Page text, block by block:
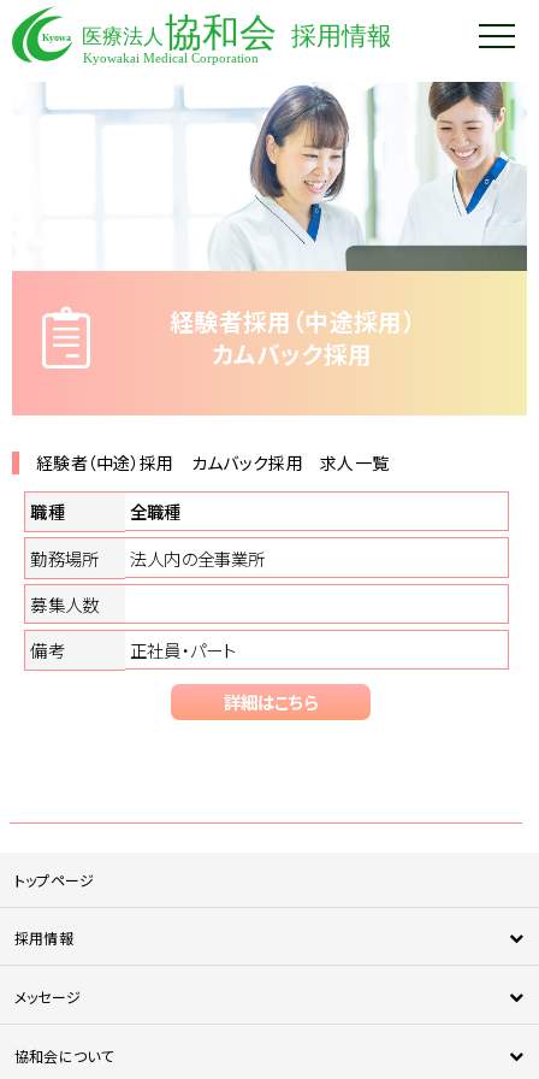
経験者採用（中途採用）
カムバック採用
経験者（中途）採用 カムバック採用 求人一覧
職種
全職種
勤務場所
法人内の全事業所
募集人数
備考
正社員・パート
詳細はこちら
トップページ
採用情報
医師採用
メッセージ
協和会について